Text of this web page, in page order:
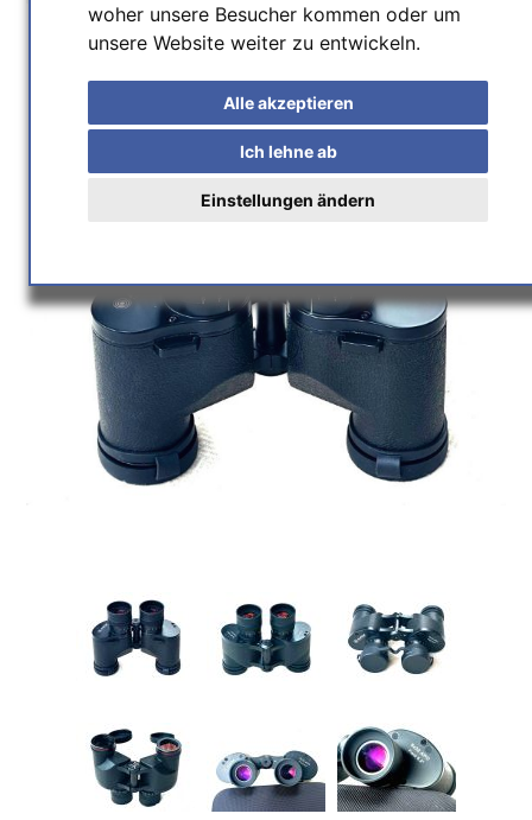
woher unsere Besucher kommen oder um
unsere Website weiter zu entwickeln.
Alle akzeptieren
Ich lehne ab
Einstellungen ändern